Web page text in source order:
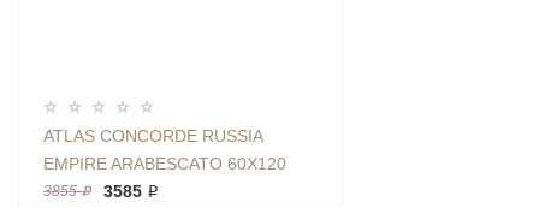
ATLAS CONCORDE RUSSIA
EMPIRE ARABESCATO 60X120
(АРТИКУЛ 610010002183)
3855 ₽ 3585 ₽